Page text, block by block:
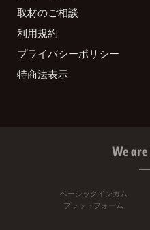
取材のご相談
利用規約
プライバシーポリシー
特商法表示
We are
ベーシックインカム
プラットフォーム